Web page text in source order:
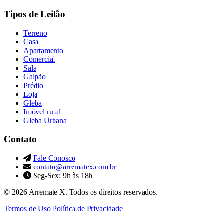
Tipos de Leilão
Terreno
Casa
Apartamento
Comercial
Sala
Galpão
Prédio
Loja
Gleba
Imóvel rural
Gleba Urbana
Contato
Fale Conosco
contato@arrematex.com.br
Seg-Sex: 9h às 18h
© 2026 Arremate X. Todos os direitos reservados.
Termos de Uso Política de Privacidade